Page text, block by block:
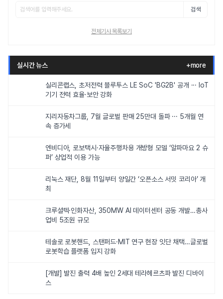
검색
전체기사 목록보기
실시간 뉴스 +more
실리콘랩스, 초저전력 블루투스 LE SoC 'BG2B' 공개 ··· IoT
기기 전력 효율·보안 강화
지리자동차그룹, 7월 글로벌 판매 25만대 돌파 ··· 5개월 연
속 증가세
엔비디아, 로보택시·자율주행차용 개방형 모델 ‘알파마요 2 슈
퍼’ 상업적 이용 가능
리눅스 재단, 8월 11일부터 양일간 ‘오픈소스 서밋 코리아’ 개
최
크루셜텍·인화자산, 350MW AI 데이터센터 공동 개발…총사
업비 5조원 규모
테솔로 로봇핸드, 스탠퍼드·MIT 연구 현장 잇단 채택…글로벌
로봇학습 플랫폼 입지 강화
[개발] 발진 출력 4배 높인 2세대 테라헤르츠파 발진 디바이
스